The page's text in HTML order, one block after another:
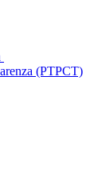
(PTPCT)